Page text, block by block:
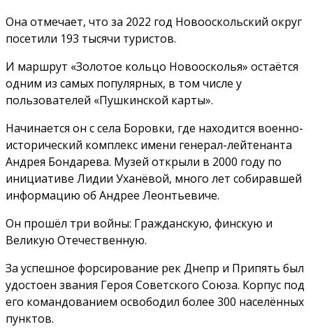
Она отмечает, что за 2022 год Новооскольский округ
посетили 193 тысячи туристов.
И маршрут «Золотое кольцо Новоосколья» остаётся
одним из самых популярных, в том числе у
пользователей «Пушкинской карты».
Начинается он с села Боровки, где находится военно-
исторический комплекс имени генерал-лейтенанта
Андрея Бондарева. Музей открыли в 2000 году по
инициативе Лидии Уханёвой, много лет собиравшей
информацию об Андрее Леонтьевиче.
Он прошёл три войны: Гражданскую, финскую и
Великую Отечественную.
За успешное форсирование рек Днепр и Припять был
удостоен звания Героя Советского Союза. Корпус под
его командованием освободил более 300 населённых
пунктов.